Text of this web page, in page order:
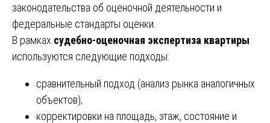
законодательства об оценочной деятельности и
федеральные стандарты оценки.
В рамках судебно-оценочная экспертиза квартиры
используются следующие подходы:
сравнительный подход (анализ рынка аналогичных
объектов);
корректировки на площадь, этаж, состояние и